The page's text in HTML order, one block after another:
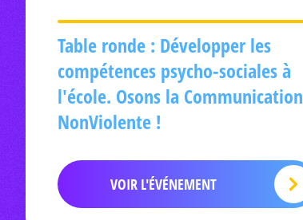
Table ronde : Développer les
compétences psycho-sociales à
l'école. Osons la Communication
NonViolente !
VOIR L'ÉVÉNEMENT